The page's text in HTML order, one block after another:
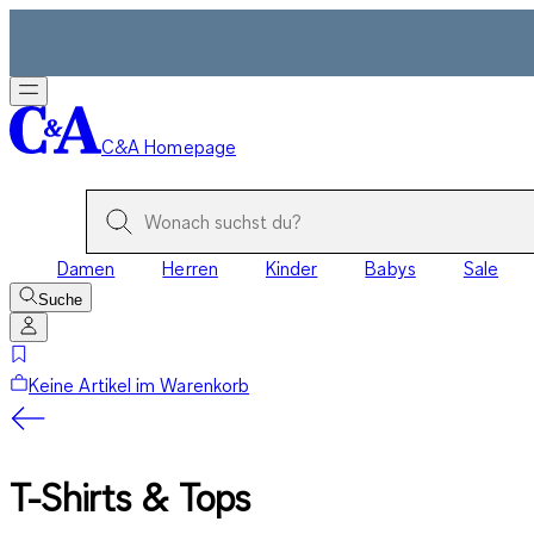
C&A Homepage
Damen Herren Kinder Babys Sale
Suche
Keine Artikel im Warenkorb
T-Shirts & Tops